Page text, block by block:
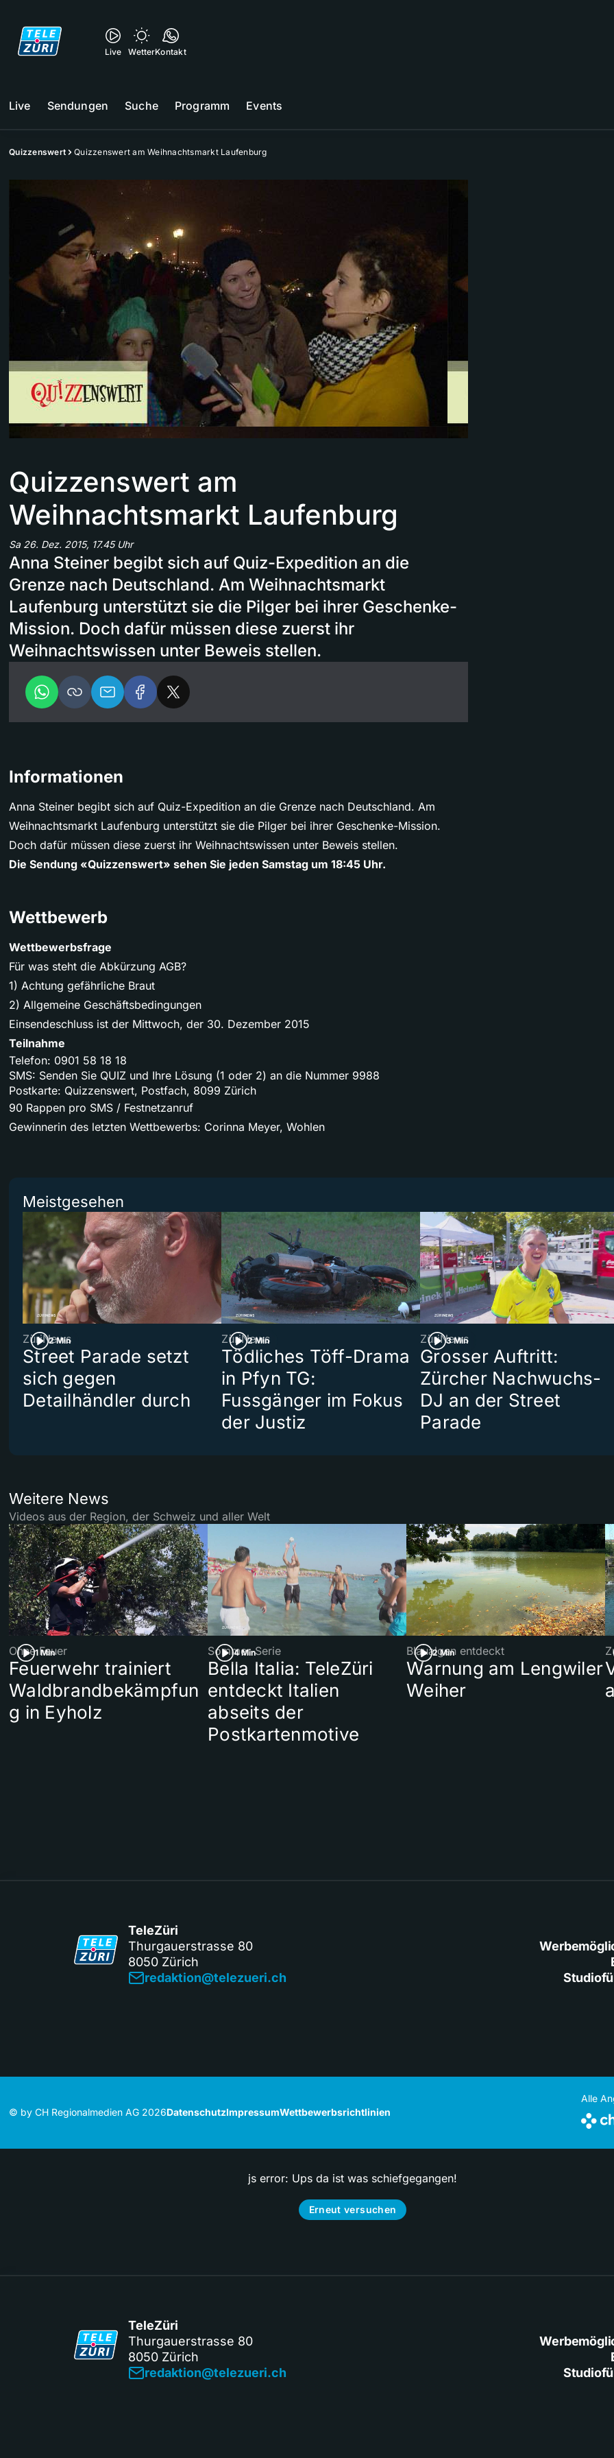
Live WetterKontakt
Live Sendungen Suche Programm Events
Quizzenswert Quizzenswert am Weihnachtsmarkt Laufenburg
Quizzenswert am
Weihnachtsmarkt Laufenburg
Sa 26. Dez. 2015, 17.45 Uhr
Anna Steiner begibt sich auf Quiz-Expedition an die
Grenze nach Deutschland. Am Weihnachtsmarkt
Laufenburg unterstützt sie die Pilger bei ihrer Geschenke-
Mission. Doch dafür müssen diese zuerst ihr
Weihnachtswissen unter Beweis stellen.
Informationen
Anna Steiner begibt sich auf Quiz-Expedition an die Grenze nach Deutschland. Am
Weihnachtsmarkt Laufenburg unterstützt sie die Pilger bei ihrer Geschenke-Mission.
Doch dafür müssen diese zuerst ihr Weihnachtswissen unter Beweis stellen.
Die Sendung «Quizzenswert» sehen Sie jeden Samstag um 18:45 Uhr.
Wettbewerb
Wettbewerbsfrage
Für was steht die Abkürzung AGB?
1) Achtung gefährliche Braut
2) Allgemeine Geschäftsbedingungen
Einsendeschluss ist der Mittwoch, der 30. Dezember 2015
Teilnahme
Telefon: 0901 58 18 18
SMS: Senden Sie QUIZ und Ihre Lösung (1 oder 2) an die Nummer 9988
Postkarte: Quizzenswert, Postfach, 8099 Zürich
90 Rappen pro SMS / Festnetzanruf
Gewinnerin des letzten Wettbewerbs: Corinna Meyer, Wohlen
Meistgesehen
2 Min
ZüriNews
Street Parade setzt
sich gegen
Detailhändler durch
2 Min
ZüriNews
Tödliches Töff-Drama
in Pfyn TG:
Fussgänger im Fokus
der Justiz
3 Min
ZüriNews
Grosser Auftritt:
Zürcher Nachwuchs-
DJ an der Street
Parade
Weitere News
Videos aus der Region, der Schweiz und aller Welt
1 Min
Ohne Feuer
Feuerwehr trainiert
Waldbrandbekämpfun
g in Eyholz
4 Min
Sommer-Serie
Bella Italia: TeleZüri
entdeckt Italien
abseits der
Postkartenmotive
2 Min
Blaualgen entdeckt
Warnung am Lengwiler
Weiher
TeleZüri
Thurgauerstrasse 80
8050 Zürich
redaktion@telezueri.ch
© by CH Regionalmedien AG 2026DatenschutzImpressumWettbewerbsrichtlinien
Alle
js error: Ups da ist was schiefgegangen!
Erneut versuchen
TeleZüri
Thurgauerstrasse 80
8050 Zürich
redaktion@telezueri.ch